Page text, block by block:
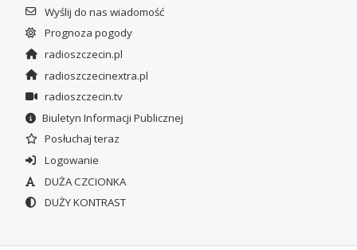
Wyślij do nas wiadomość
Prognoza pogody
radioszczecin.pl
radioszczecinextra.pl
radioszczecin.tv
Biuletyn Informacji Publicznej
Posłuchaj teraz
Logowanie
DUŻA CZCIONKA
DUŻY KONTRAST